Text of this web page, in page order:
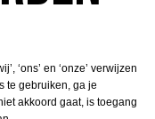
‘ons’ en ‘onze’ verwijzen
te gebruiken, ga je
akkoord gaat, is toegang